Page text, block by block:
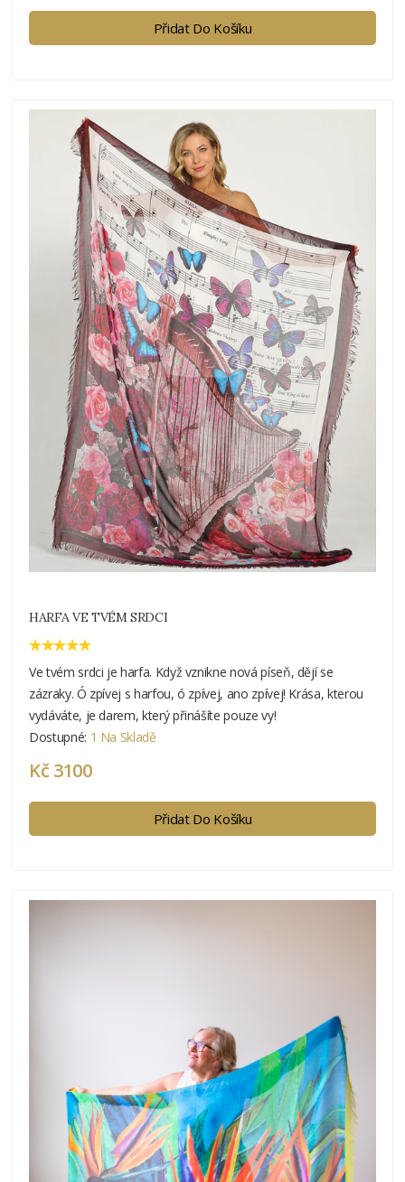
Přidat Do Košíku
HARFA VE TVÉM SRDCI
Ve tvém srdci je harfa. Když vznikne nová píseň, dějí se
zázraky. Ó zpívej s harfou, ó zpívej, ano zpívej! Krása, kterou
vydáváte, je darem, který přinášíte pouze vy!
Dostupné: 1 Na Skladě
Kč 3100
Přidat Do Košíku